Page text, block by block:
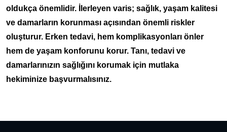
oldukça önemlidir. İlerleyen varis; sağlık, yaşam kalitesi
ve damarların korunması açısından önemli riskler
oluşturur. Erken tedavi, hem komplikasyonları önler
hem de yaşam konforunu korur. Tanı, tedavi ve
damarlarınızın sağlığını korumak için mutlaka
hekiminize başvurmalısınız.